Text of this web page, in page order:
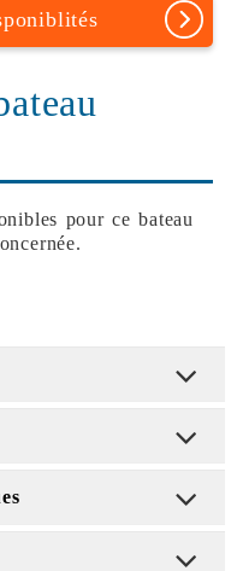
pour ce bateau